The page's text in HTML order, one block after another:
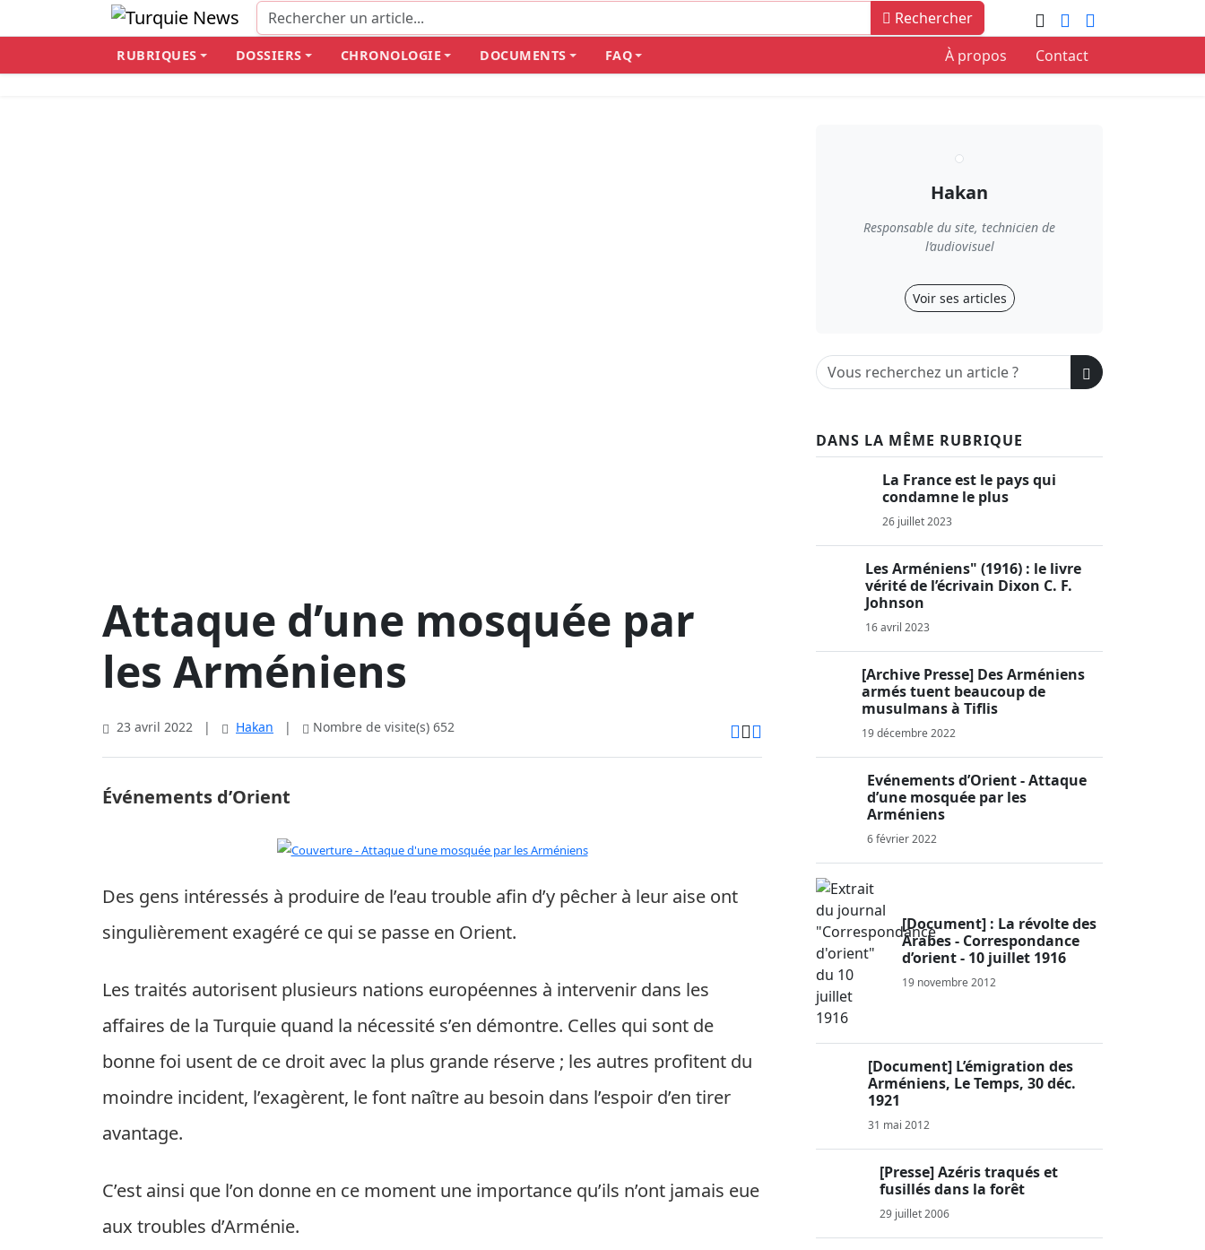
Rechercher
RUBRIQUES DOSSIERS CHRONOLOGIE DOCUMENTS FAQ À propos Contact
Attaque d’une mosquée par
les Arméniens
23 avril 2022 | Hakan | Nombre de visite(s) 652
Événements d’Orient
Des gens intéressés à produire de l’eau trouble afin d’y pêcher à leur aise ont
singulièrement exagéré ce qui se passe en Orient.
Les traités autorisent plusieurs nations européennes à intervenir dans les
affaires de la Turquie quand la nécessité s’en démontre. Celles qui sont de
bonne foi usent de ce droit avec la plus grande réserve ; les autres profitent du
moindre incident, l’exagèrent, le font naître au besoin dans l’espoir d’en tirer
avantage.
C’est ainsi que l’on donne en ce moment une importance qu’ils n’ont jamais eue
aux troubles d’Arménie.
Hakan
Responsable du site, technicien de
l’audiovisuel
Voir ses articles
DANS LA MÊME RUBRIQUE
La France est le pays qui
condamne le plus
26 juillet 2023
Les Arméniens" (1916) : le livre
vérité de l’écrivain Dixon C. F.
Johnson
16 avril 2023
[Archive Presse] Des Arméniens
armés tuent beaucoup de
musulmans à Tiflis
19 décembre 2022
Evénements d’Orient - Attaque
d’une mosquée par les
Arméniens
6 février 2022
[Document] : La révolte des
Arabes - Correspondance
d’orient - 10 juillet 1916
19 novembre 2012
[Document] L’émigration des
Arméniens, Le Temps, 30 déc.
1921
31 mai 2012
[Presse] Azéris traqués et
fusillés dans la forêt
29 juillet 2006